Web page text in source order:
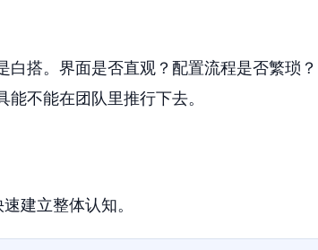
搭。界面是否直观？配置流程是否繁琐？
不能在团队里推行下去。
建立整体认知。